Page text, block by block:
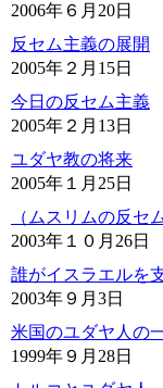
2006年６月20日
反セム主義の展開
2005年２月15日
今日の反セム主義
2005年２月13日
ユダヤ教の将来
2005年１月25日
（ムスリムの反セ
2003年１０月26日
誰がイスラエルを
2003年９月3日
米国のユダヤ人の
1999年９月28日